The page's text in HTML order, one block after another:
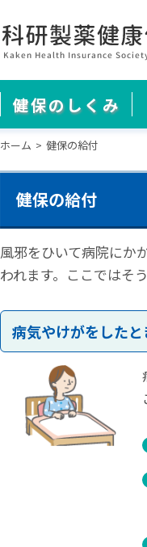
健保のしくみ
ホーム 健保の給付
健保の給付
風邪をひいて病院にか
われます。ここではそ
病気やけがをしたと